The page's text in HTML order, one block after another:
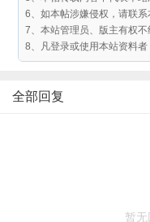
6、如本帖涉嫌侵权，请联系
7、本站管理员、版主有权不
8、凡登录或使用本站资料
全部回复
暂